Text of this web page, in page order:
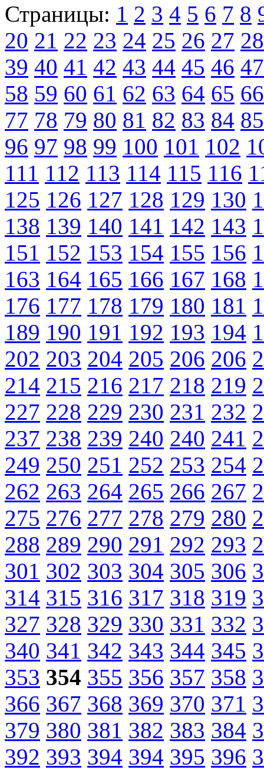
Страницы: 1 2 3 4 5 6 7 8
20 21 22 23 24 25 26 27 28
39 40 41 42 43 44 45 46 47
58 59 60 61 62 63 64 65 66
77 78 79 80 81 82 83 84 85
96 97 98 99 100 101 102
111 112 113 114 115 116
125 126 127 128 129 130
138 139 140 141 142 143
151 152 153 154 155 156
163 164 165 166 167 168
176 177 178 179 180 181
189 190 191 192 193 194
202 203 204 205 206 206
214 215 216 217 218 219
227 228 229 230 231 232
237 238 239 240 240 241
249 250 251 252 253 254
262 263 264 265 266 267
275 276 277 278 279 280
288 289 290 291 292 293
301 302 303 304 305 306
314 315 316 317 318 319
327 328 329 330 331 332
340 341 342 343 344 345
353 354 355 356 357 358
366 367 368 369 370 371
379 380 381 382 383 384
392 393 394 394 395 396